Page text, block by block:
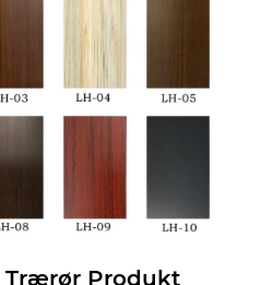
Trærør Produkt